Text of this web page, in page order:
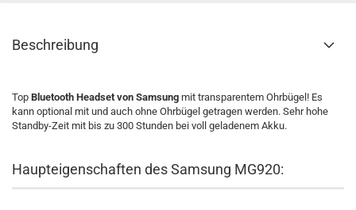
Beschreibung
Top Bluetooth Headset von Samsung mit transparentem Ohrbügel! Es
kann optional mit und auch ohne Ohrbügel getragen werden. Sehr hohe
Standby-Zeit mit bis zu 300 Stunden bei voll geladenem Akku.
Haupteigenschaften des Samsung MG920: